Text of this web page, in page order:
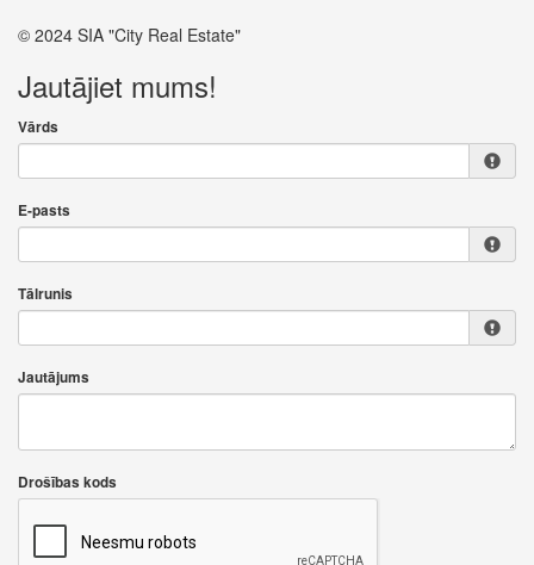
© 2024 SIA "City Real Estate"
Jautājiet mums!
Vārds
E-pasts
Tālrunis
Jautājums
Drošības kods